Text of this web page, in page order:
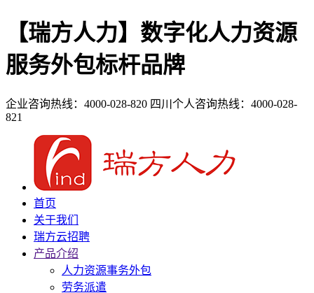
【瑞方人力】数字化人力资源
服务外包标杆品牌
企业咨询热线：4000-028-820 四川个人咨询热线：4000-028-
821
首页
关于我们
瑞方云招聘
产品介绍
人力资源事务外包
劳务派遣